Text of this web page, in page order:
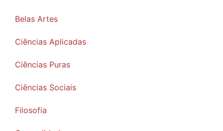
Belas Artes
Ciências Aplicadas
Ciências Puras
Ciências Sociais
Filosofia